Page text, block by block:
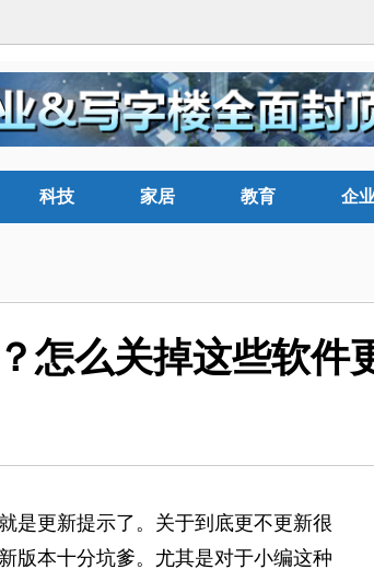
科技 家居 教育 企
怎么关掉这些软件
是更新提示了。关于到底更不更新很
版本十分坑爹。尤其是对于小编这种